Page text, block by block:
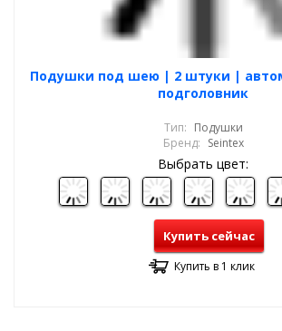
Подушки под шею | 2 штуки |
подголовник
Тип: Подушки
Бренд: Seintex
Выбрать цвет:
Купить сейчас
Купить в 1 клик